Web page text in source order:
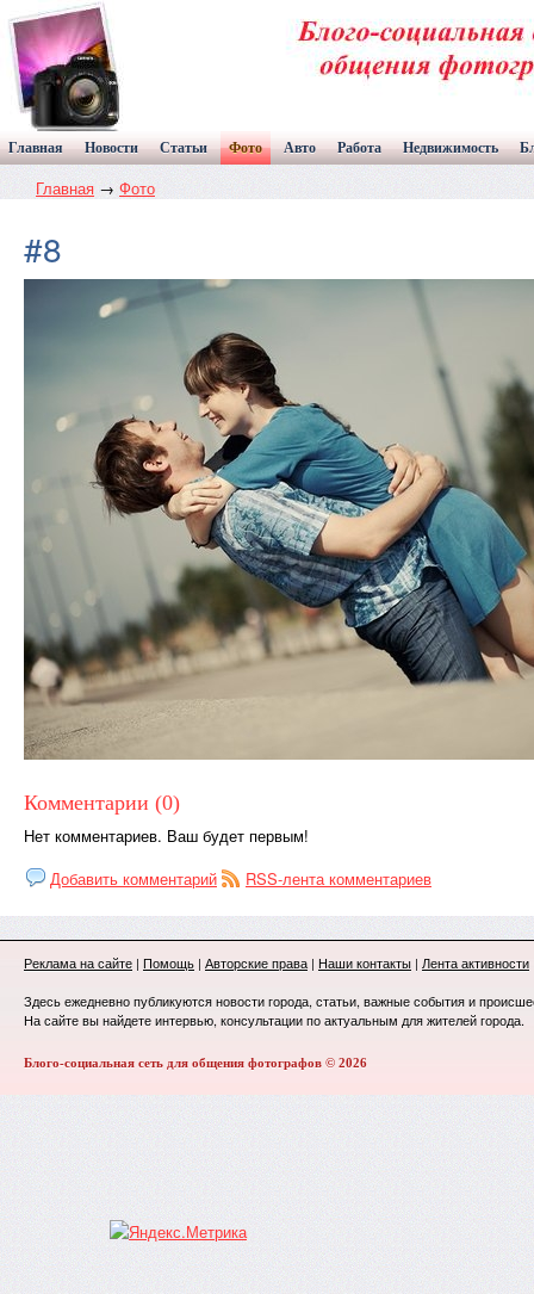
Главная Новости Статьи Фото Авто Работа Недвижимость
Главная → Фото
#8
Комментарии (0)
Нет комментариев. Ваш будет первым!
Добавить комментарий
RSS-лента комментариев
Реклама на сайте | Помощь | Авторские права | Наши контакты | Лента активности
Здесь ежедневно публикуются новости города, статьи, важные события и
На сайте вы найдете интервью, консультации по актуальным для жителей города.
Блого-социальная сеть для общения фотографов © 2026